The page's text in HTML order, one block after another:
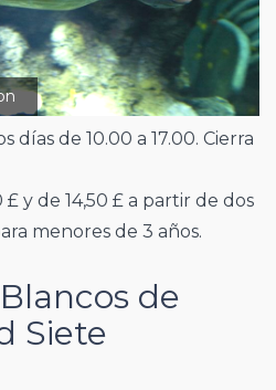
días de 10.00 a 17.00. Cierra
y de 14,50 £ a partir de dos
menores de 3 años.
de
Siete